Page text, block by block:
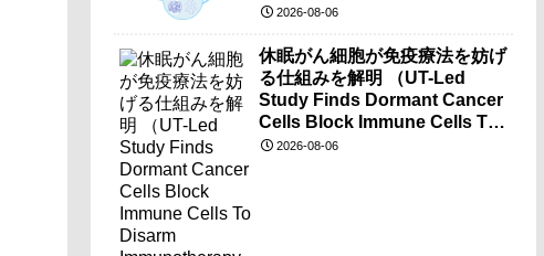
2026-08-06
休眠がん細胞が免疫療法を妨げ
る仕組みを解明 （UT-Led
Study Finds Dormant Cancer
Cells Block Immune Cells To
Disarm Immunotherapy）
2026-08-06